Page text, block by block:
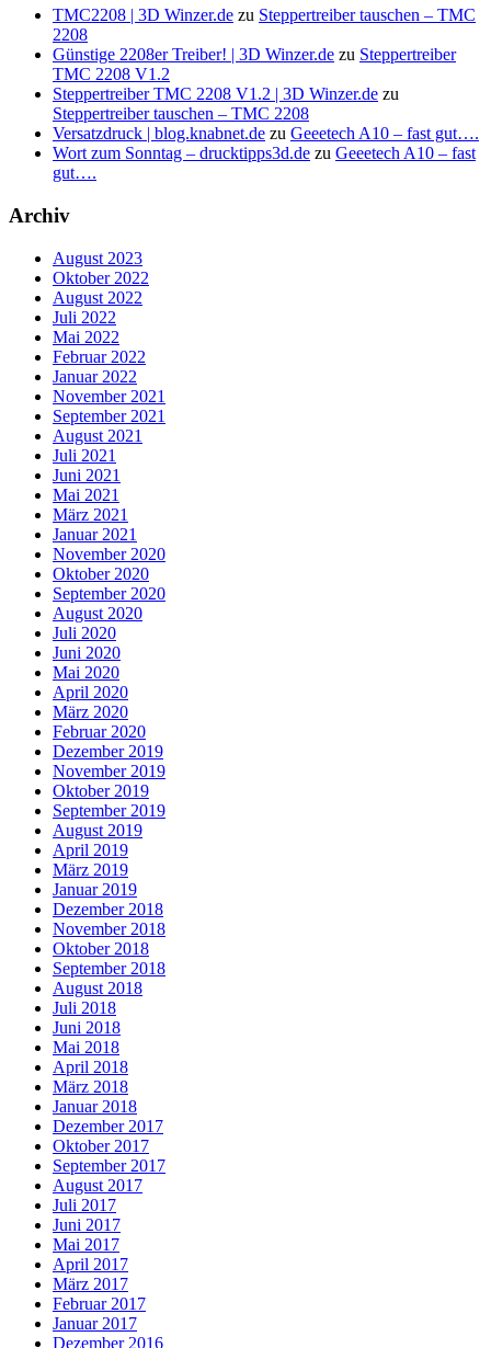
TMC2208 | 3D Winzer.de zu Steppertreiber tauschen – TMC
2208
Günstige 2208er Treiber! | 3D Winzer.de zu Steppertreiber
TMC 2208 V1.2
Steppertreiber TMC 2208 V1.2 | 3D Winzer.de zu
Steppertreiber tauschen – TMC 2208
Versatzdruck | blog.knabnet.de zu Geeetech A10 – fast gut….
Wort zum Sonntag – drucktipps3d.de zu Geeetech A10 – fast
gut….
Archiv
August 2023
Oktober 2022
August 2022
Juli 2022
Mai 2022
Februar 2022
Januar 2022
November 2021
September 2021
August 2021
Juli 2021
Juni 2021
Mai 2021
März 2021
Januar 2021
November 2020
Oktober 2020
September 2020
August 2020
Juli 2020
Juni 2020
Mai 2020
April 2020
März 2020
Februar 2020
Dezember 2019
November 2019
Oktober 2019
September 2019
August 2019
April 2019
März 2019
Januar 2019
Dezember 2018
November 2018
Oktober 2018
September 2018
August 2018
Juli 2018
Juni 2018
Mai 2018
April 2018
März 2018
Januar 2018
Dezember 2017
Oktober 2017
September 2017
August 2017
Juli 2017
Juni 2017
Mai 2017
April 2017
März 2017
Februar 2017
Januar 2017
Dezember 2016